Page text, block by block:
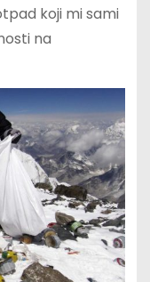
koji mi sami
na